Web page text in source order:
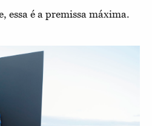
essa é a premissa máxima.